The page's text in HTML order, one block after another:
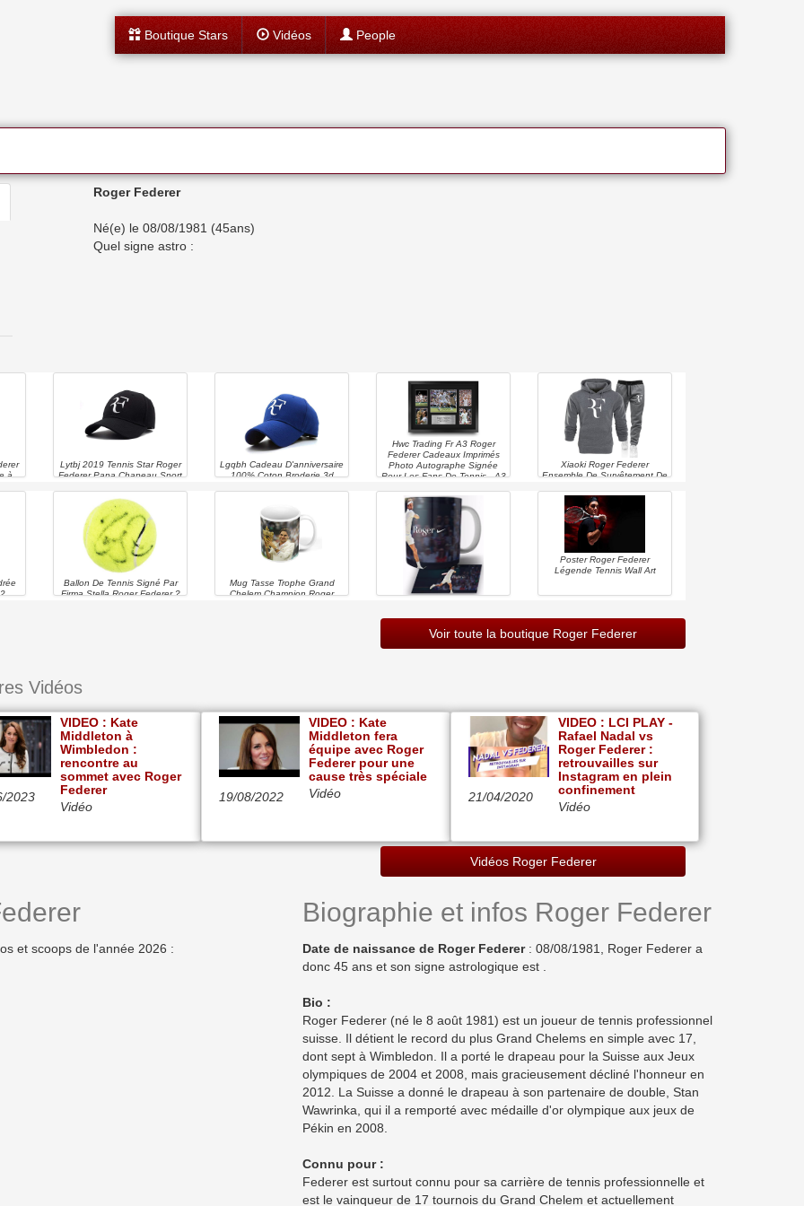
Boutique Stars Vidéos People
Roger Federer
Né(e) le 08/08/1981 (45ans)
Quel signe astro :
à
Lytbj 2019 Tennis Star Roger
Federer Papa Chapeau Sport
3d Broderie Uni Casquettes
Chapeau De Tennis F
Chapeaux
Lgqbh Cadeau D'anniversaire
100% Coton Broderie 3d
Unisexe Snapback Caps
Tennis F Caps Hommes (color
: Blue, Size : 56cm 60cm)
Hwc Trading Fr A3 Roger
Federer Cadeaux Imprimés
Photo Autographe Signée
Pour Les Fans De Tennis - A3
Xiaoki Roger Federer
Ensemble De Survêtement De
Jogger Hoodie Sportswear
Bas Jogging Vêtements
Convient Aux Hommes Et Aux
Femmes
Ballon De Tennis Signé Par
Firma Stella Roger Federer ?
Mug Tasse Trophe Grand
Chelem Champion Roger
Poster Roger Federer
Légende Tennis Wall Art
Voir toute la boutique Roger Federer
Vidéos
2023
VIDEO : Kate
Middleton à
Wimbledon :
rencontre au
sommet avec Roger
Federer
Vidéo
19/08/2022
VIDEO : Kate
Middleton fera
équipe avec Roger
Federer pour une
cause très spéciale
Vidéo
21/04/2020
VIDEO : LCI PLAY -
Rafael Nadal vs
Roger Federer :
retrouvailles sur
Instagram en plein
confinement
Vidéo
Vidéos Roger Federer
et scoops de l'année 2026 :
Biographie et infos Roger Federer
Date de naissance de Roger Federer: 08/08/1981, Roger Federer a
donc 45 ans et son signe astrologique est .
Bio :
Roger Federer (né le 8 août 1981) est un joueur de tennis professionnel
suisse. Il détient le record du plus Grand Chelems en simple avec 17,
dont sept à Wimbledon. Il a porté le drapeau pour la Suisse aux Jeux
olympiques de 2004 et 2008, mais gracieusement décliné l'honneur en
2012. La Suisse a donné le drapeau à son partenaire de double, Stan
Wawrinka, qui il a remporté avec médaille d'or olympique aux jeux de
Pékin en 2008.
Connu pour :
Federer est surtout connu pour sa carrière de tennis professionnelle et
est le vainqueur de 17 tournois du Grand Chelem et actuellement